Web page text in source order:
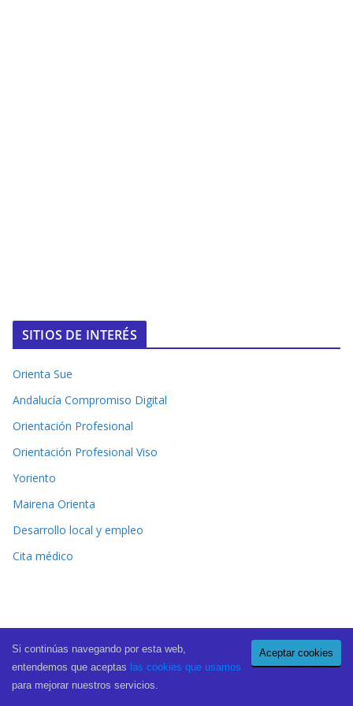
SITIOS DE INTERÉS
Orienta Sue
Andalucía Compromiso Digital
Orientación Profesional
Orientación Profesional Viso
Yoriento
Mairena Orienta
Desarrollo local y empleo
Cita médico
Copyright © 2026 El Periódico de Mairena
. All rights reserved.
Theme:
ColorMag Pro by ThemeGrill. Powered by
Aceptar cookies
Si continúas navegando por esta web,
entendemos que aceptas las cookies que usamos
para mejorar nuestros servicios.